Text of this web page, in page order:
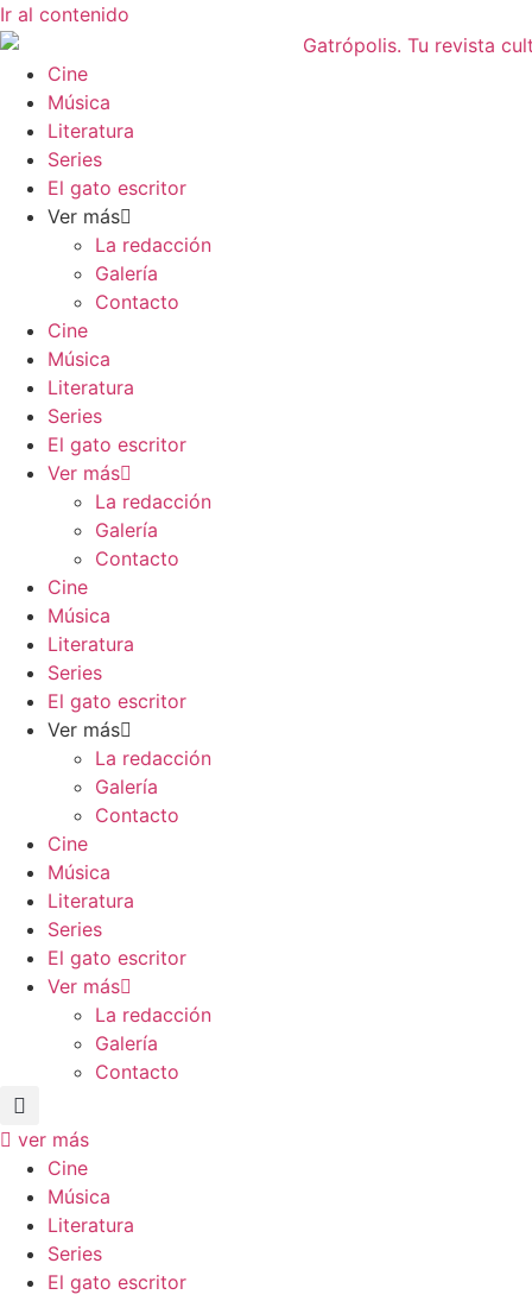
Ir al contenido
Cine
Música
Literatura
Series
El gato escritor
Ver más
La redacción
Galería
Contacto
Cine
Música
Literatura
Series
El gato escritor
Ver más
La redacción
Galería
Contacto
Cine
Música
Literatura
Series
El gato escritor
Ver más
La redacción
Galería
Contacto
Cine
Música
Literatura
Series
El gato escritor
Ver más
La redacción
Galería
Contacto
ver más
Cine
Música
Literatura
Series
El gato escritor